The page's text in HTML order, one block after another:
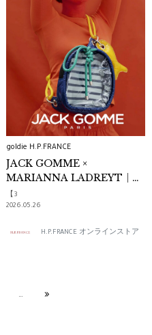
goldie H.P.FRANCE
JACK GOMME ×
MARIANNA LADREYT｜
SPRING SUMMER 2026
【3
2026.05.26
H.P.FRANCE オンラインストア
…